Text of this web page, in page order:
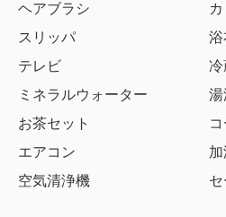
ヘアブラシ
スリッパ
浴
テレビ
冷
ミネラルウォーター
湯
お茶セット
エアコン
空気清浄機